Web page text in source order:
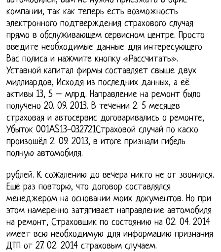
компании, так как теперь есть возможность
электронного подтверждения страхового случая
прямо в обслуживающем сервисном центре. Просто
введите необходимые данные для интересующего
Вас полиса и нажмите кнопку «Рассчитать».
Уставной капитал фирмы составляет свыше двух
миллиардов, Исходя из последних данных, а её
активы 13, 5 – млрд. Направление на ремонт было
получено 20. 09. 2013. В течении 2. 5 месяцев
страховая и автосервис договаривались о ремонте,
Убыток 001AS13-032721Страховой случай по каско
произошёл 2. 09. 2013, в итоге признали гибель
полную автомобиля.
рублей. К сожалению до вечера никто не от звонился.
Ещё раз повторю, что договор составлялся
менеджером на основании моих документов. Но при
этом намеренно затягивает направление автомобиля
на ремонт, Страховщик по состоянию на 02. 04. 2014
имеет всю необходимую для информацию признания
ДТП от 27. 02. 2014 страховым случаем.